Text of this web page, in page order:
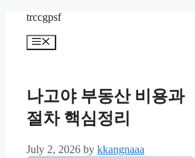
content
trccgpsf
Menu
나고야 부동산 비용과
절차 핵심정리
July 2, 2026 by kkangnaaa